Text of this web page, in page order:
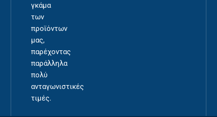
γκάμα
των
προϊόντων
μας,
παρέχοντας
παράλληλα
πολύ
ανταγωνιστικές
τιμές.